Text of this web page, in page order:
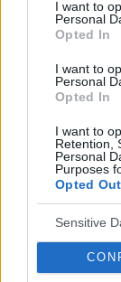
I want to
Personal
Opted In
I want to
Personal
Opted In
I want to
Retention,
Personal
Purposes
Opted Out
Sensitive
gość
Jak
Przeczytaj
pantofle.
stopie.
gość